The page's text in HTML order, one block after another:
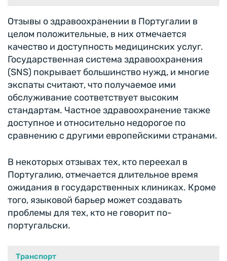
Отзывы о здравоохранении в Португалии в
целом положительные, в них отмечается
качество и доступность медицинских услуг.
Государственная система здравоохранения
(SNS) покрывает большинство нужд, и многие
экспаты считают, что получаемое ими
обслуживание соответствует высоким
стандартам. Частное здравоохранение также
доступное и относительно недорогое по
сравнению с другими европейскими странами.
В некоторых отзывах тех, кто переехал в
Португалию, отмечается длительное время
ожидания в государственных клиниках. Кроме
того, языковой барьер может создавать
проблемы для тех, кто не говорит по-
португальски.
Транспорт